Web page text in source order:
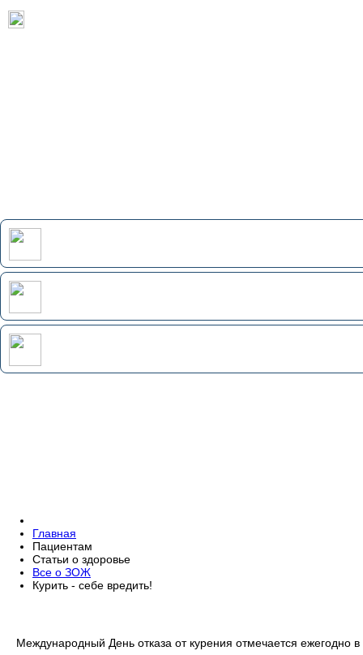
Главная
Пациентам
Статьи о здоровье
Все о ЗОЖ
Курить - себе вредить!
Международный День отказа от курения отмечается ежегодно